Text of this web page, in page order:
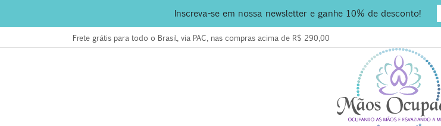
Frete grátis para todo o Brasil, via PAC, nas compras acima de R$ 290,00
Inscreva-se em nossa newsletter e ganhe 10% de desconto!